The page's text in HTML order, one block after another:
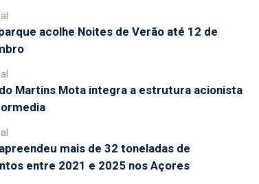
acolhe Noites de Verão até 12 de
Martins Mota integra a estrutura acionista
mais de 32 toneladas de
entre 2021 e 2025 nos Açores